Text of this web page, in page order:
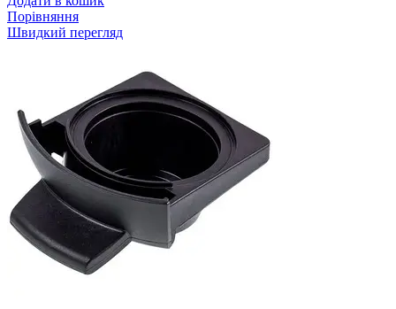
Порівняння
Швидкий перегляд